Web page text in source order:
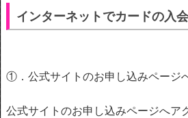
インターネットでカードの入
①．公式サイトのお申し込みページ
公式サイトのお申し込みページへア